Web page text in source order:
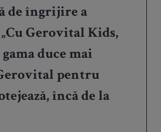
de îngrijire a
Gerovital Kids,
duce mai
pentru
încă de la